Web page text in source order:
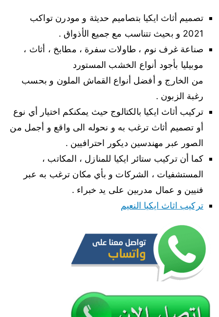
تصميم أثاث ايكيا بتصاميم حديثة و مودرن تواكب
2021 و بحيث تتناسب مع جميع الأذواق .
صناعة غرف نوم ، طاولات سفرة ، مطابخ ، أثاث ،
موبيليا بأجود أنواع الخشب المستورد
من الخارج و أفضل أنواع القماش الملون و بحسب
رغبة الزبون .
تركيب أثاث ايكيا بالكتالوج حيث يمكنكم اختيار أي نوع
أو تصميم أثاث ترغب به و نحوله الى واقع و أجمل من
الصور عبر مهندسين ديكور احترافيين .
كما أن تركيب ستائر ايكيا للمنازل ، المكاتب ،
المستشفيات ، الشركات و بأي مكان ترغب به عبر
فنيين و عمال مدربين على يد خبراء .
تركيب اثاث ايكيا النعيم